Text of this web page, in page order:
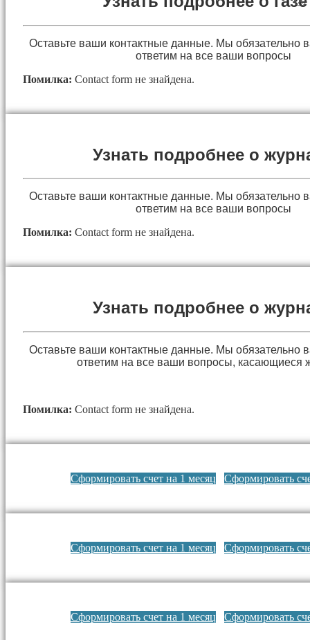
Оставьте ваши контактные данные. Мы обязательно
ответим на все ваши вопросы
Помилка: Contact form не знайдена.
Узнать подробнее о
Оставьте ваши контактные данные. Мы обязательно
ответим на все ваши вопросы
Помилка: Contact form не знайдена.
Узнать подробнее о
Оставьте ваши контактные данные. Мы обязательно
ответим на все ваши вопросы, касающиеся
Помилка: Contact form не знайдена.
Сформировать счет на 1 месяц Сформировать
Сформировать счет на 1 месяц Сформировать
Сформировать счет на 1 месяц Сформировать